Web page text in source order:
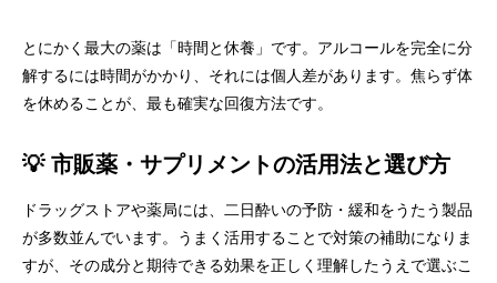
とにかく最大の薬は「時間と休養」です。アルコールを完全に分
解するには時間がかかり、それには個人差があります。焦らず体
を休めることが、最も確実な回復方法です。
💡 市販薬・サプリメントの活用法と選び方
ドラッグストアや薬局には、二日酔いの予防・緩和をうたう製品
が多数並んでいます。うまく活用することで対策の補助になりま
すが、その成分と期待できる効果を正しく理解したうえで選ぶこ